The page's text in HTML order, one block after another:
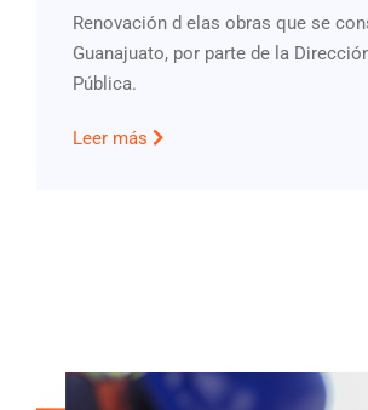
Renovación d elas obras que se
Guanajuato, por parte de la
Pública.
Leer más